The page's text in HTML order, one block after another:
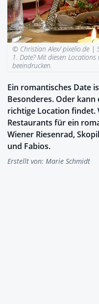
© Christian Alex/ pixelio.de |
1. Date? Mit diesen
beeindrucken.
Ein romantisches Date
Besonderes. Oder
richtige Location findet.
Restaurants für ein
Wiener Riesenrad,
und Fabios.
Erstellt von: Marie Schmidt